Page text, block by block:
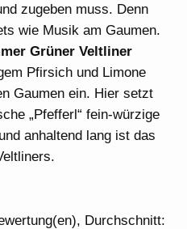
zugeben muss. Denn
wie Musik am Gaumen.
Grüner Veltliner
Pfirsich und Limone
Gaumen ein. Hier setzt
„Pfefferl“ fein-würzige
anhaltend lang ist das
Durchschnitt: